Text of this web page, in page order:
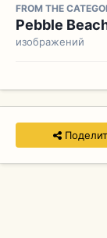
FROM THE
Pebble
изображений